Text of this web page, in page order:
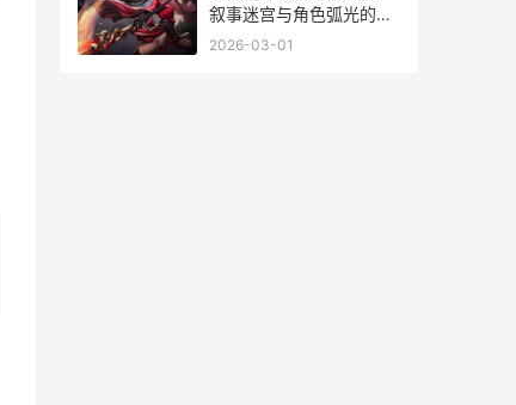
叙事迷宫与角色弧光的深
度交织
2026-03-01